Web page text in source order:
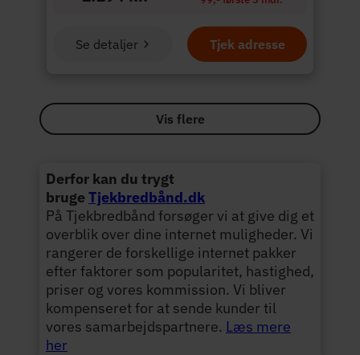
Tjek adresse
Se detaljer
Vis flere
Derfor kan du trygt
brugeTjekbredbånd.dk
På Tjekbredbånd forsøger vi at give dig et
overblik over dine internet muligheder. Vi
rangerer de forskellige internet pakker
efter faktorer som popularitet, hastighed,
priser og vores kommission. Vi bliver
kompenseret for at sende kunder til
vores samarbejdspartnere. Læs mere
her